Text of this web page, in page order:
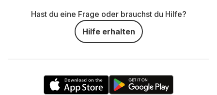
Hast du eine Frage oder brauchst du Hilfe?
Hilfe erhalten